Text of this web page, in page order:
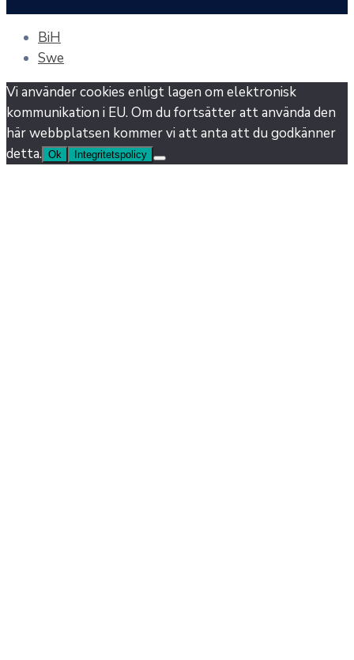
BiH
Swe
Vi använder cookies enligt lagen om elektronisk
kommunikation i EU. Om du fortsätter att använda den
här webbplatsen kommer vi att anta att du godkänner
detta. Ok Integritetspolicy